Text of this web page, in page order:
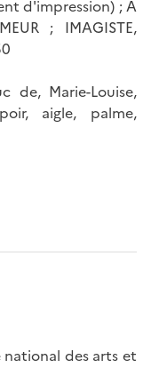
d'impression) ; A
; IMAGISTE,
de, Marie-Louise,
aigle, palme,
des arts et